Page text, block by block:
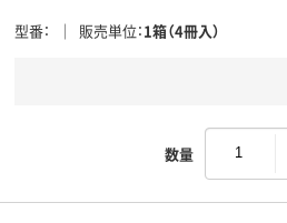
型番 販売単位 1箱（4冊入）
数量